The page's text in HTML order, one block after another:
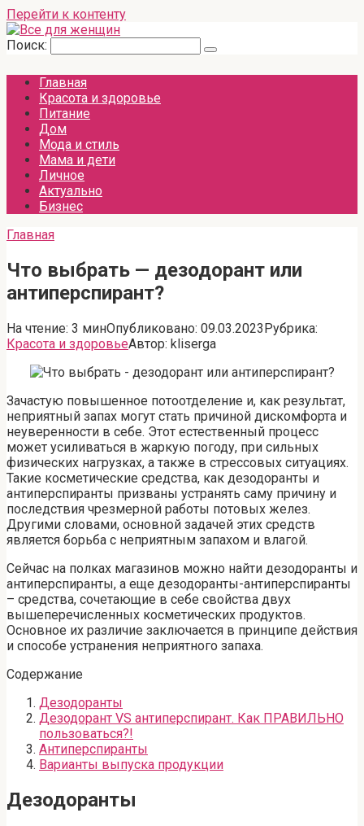
Перейти к контенту
Поиск:
Главная
Красота и здоровье
Питание
Дом
Мода и стиль
Мама и дети
Личное
Актуально
Бизнес
Главная
Что выбрать — дезодорант или
антиперспирант?
На чтение: 3 минОпубликовано: 09.03.2023Рубрика:
Красота и здоровьеАвтор: kliserga
Зачастую повышенное потоотделение и, как результат,
неприятный запах могут стать причиной дискомфорта и
неуверенности в себе. Этот естественный процесс
может усиливаться в жаркую погоду, при сильных
физических нагрузках, а также в стрессовых ситуациях.
Такие косметические средства, как дезодоранты и
антиперспиранты призваны устранять саму причину и
последствия чрезмерной работы потовых желез.
Другими словами, основной задачей этих средств
является борьба с неприятным запахом и влагой.
Сейчас на полках магазинов можно найти дезодоранты и
антиперспиранты, а еще дезодоранты-антиперспиранты
– средства, сочетающие в себе свойства двух
вышеперечисленных косметических продуктов.
Основное их различие заключается в принципе действия
и способе устранения неприятного запаха.
Содержание
Дезодоранты
Дезодорант VS антиперспирант. Как ПРАВИЛЬНО
пользоваться?!
Антиперспиранты
Варианты выпуска продукции
Дезодоранты